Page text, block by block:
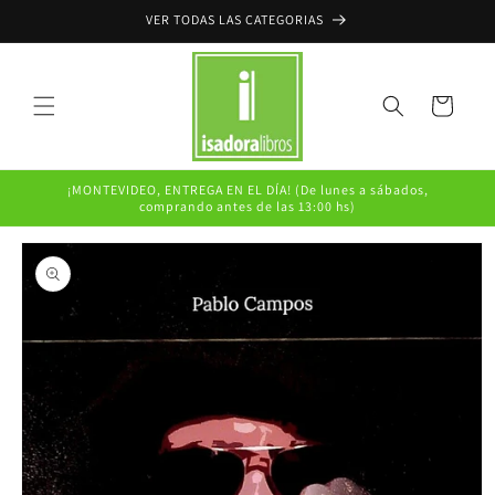
al contenido
VER TODAS LAS CATEGORIAS
Carrito
¡MONTEVIDEO, ENTREGA EN EL DÍA! (De lunes a sábados,
comprando antes de las 13:00 hs)
directamente
a la
información
del producto